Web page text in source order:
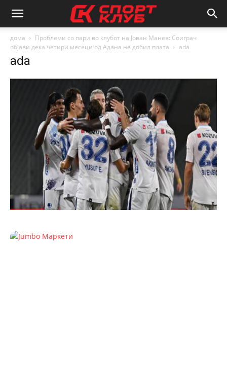
дома
Проблеми со пари во клубот на Јован Манев: Соиграч
објави дека четири месеци од Адана не добил плата
ada
ada